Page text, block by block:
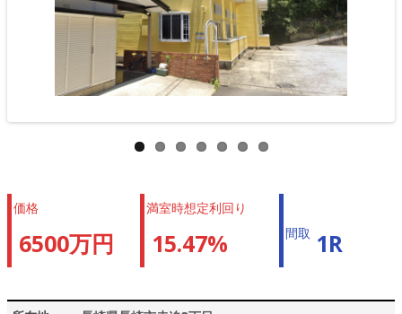
価格
6500万円
満室時想定利回り
15.47% 間取 1R